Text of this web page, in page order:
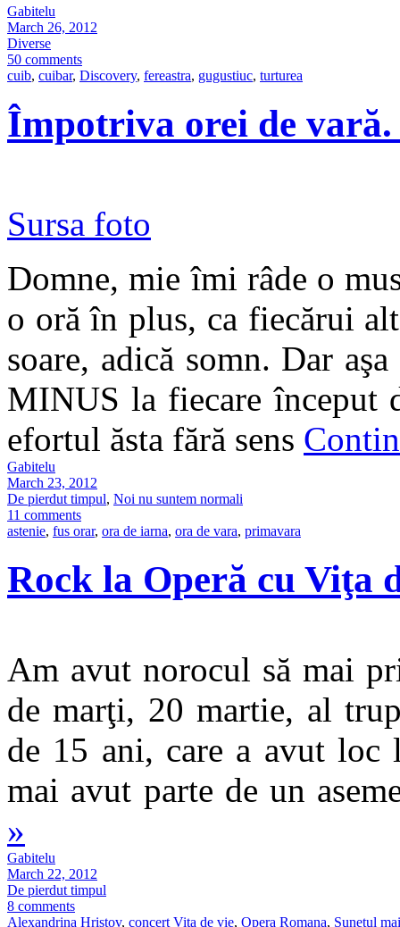
Gabitelu
March 26, 2012
Diverse
50 comments
cuib, cuibar, Discovery, fereastra, gugustiuc, turturea
Împotriva orei de vară.
Sursa foto
Domne, mie îmi râde o
o oră în plus, ca fiecărui
soare, adică somn. Dar
MINUS la fiecare început
efortul ăsta fără sens
Gabitelu
March 23, 2012
De pierdut timpul, Noi nu suntem normali
11 comments
astenie, fus orar, ora de iarna, ora de vara, primavara
Rock la Operă cu Viţa
Am avut norocul să mai
de marţi, 20 martie, al
de 15 ani, care a avut loc
mai avut parte de un
»
Gabitelu
March 22, 2012
De pierdut timpul
8 comments
Alexandrina Hristov, concert Vita de vie, Opera Romana, Sunetul